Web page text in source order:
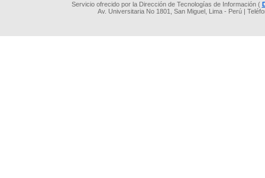
Servicio ofrecido por la Dirección de Tecnologías de Información (
Av. Universitaria No 1801, San Miguel, Lima - Perú |